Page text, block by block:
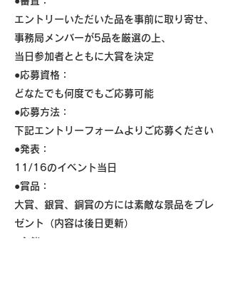
エントリーいただいた品を事前に取り寄せ、
事務局メンバーが5品を厳選の上、
当日参加者とともに大賞を決定
●応募資格：
どなたでも何度でもご応募可能
●応募方法：
下記エントリーフォームよりご応募ください
●発表：
11/16のイベント当日
●賞品：
大賞、銀賞、銅賞の方には素敵な景品をプレ
ゼント（内容は後日更新）